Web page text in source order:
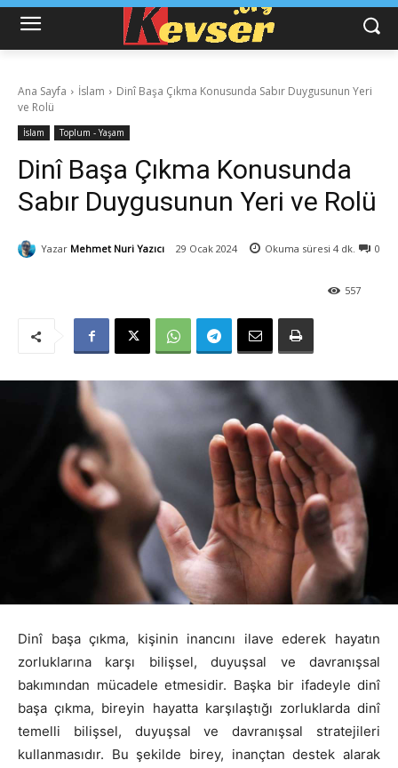
Ana Sayfa İslam
Dinî Başa Çıkma Konusunda Sabır Duygusunun Yeri
ve Rolü
İslam Toplum - Yaşam
Dinî Başa Çıkma Konusunda
Sabır Duygusunun Yeri ve Rolü
Yazar Mehmet Nuri Yazıcı 29 Ocak 2024 Okuma süresi 4 dk. 0
557
Dinî başa çıkma, kişinin inancını ilave ederek hayatın
zorluklarına karşı bilişsel, duyuşsal ve davranışsal
bakımından mücadele etmesidir. Başka bir ifadeyle dinî
başa çıkma, bireyin hayatta karşılaştığı zorluklarda dinî
temelli bilişsel, duyuşsal ve davranışsal stratejileri
kullanmasıdır. Bu şekilde birey, inançtan destek alarak